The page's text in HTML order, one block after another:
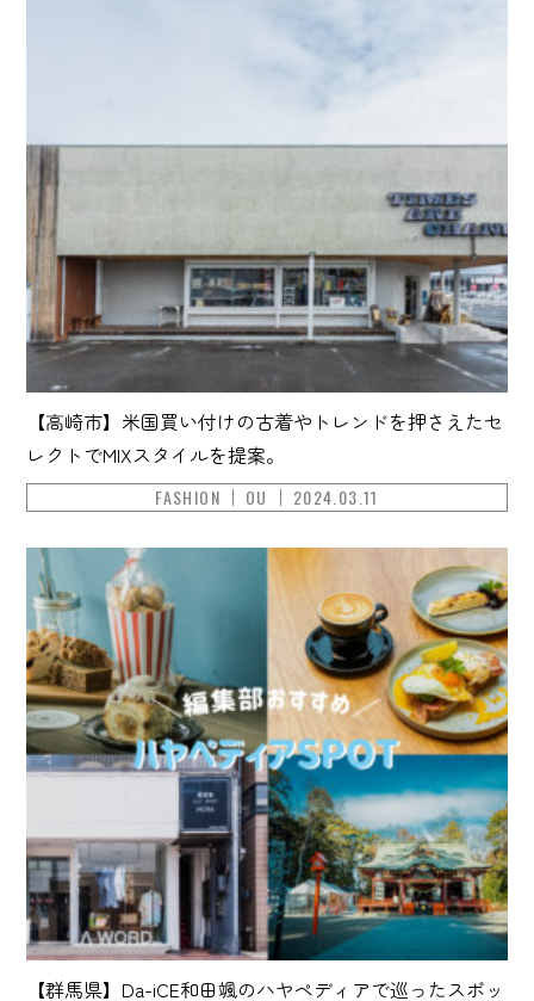
【高崎市】米国買い付けの古着やトレンドを押さえたセ
レクトでMIXスタイルを提案。
FASHION OU 2024.03.11
【群馬県】Da-iCE和田颯のハヤペディアで巡ったスポッ